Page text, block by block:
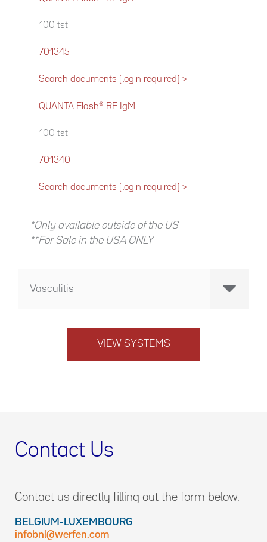
100 tst
701345
Search documents (login required) >
QUANTA Flash® RF IgM
100 tst
701340
Search documents (login required) >
*Only available outside of the US
**For Sale in the USA ONLY
Vasculitis
VIEW SYSTEMS
Contact Us
Contact us directly filling out the form below.
BELGIUM-LUXEMBOURG
infobnl@werfen.com